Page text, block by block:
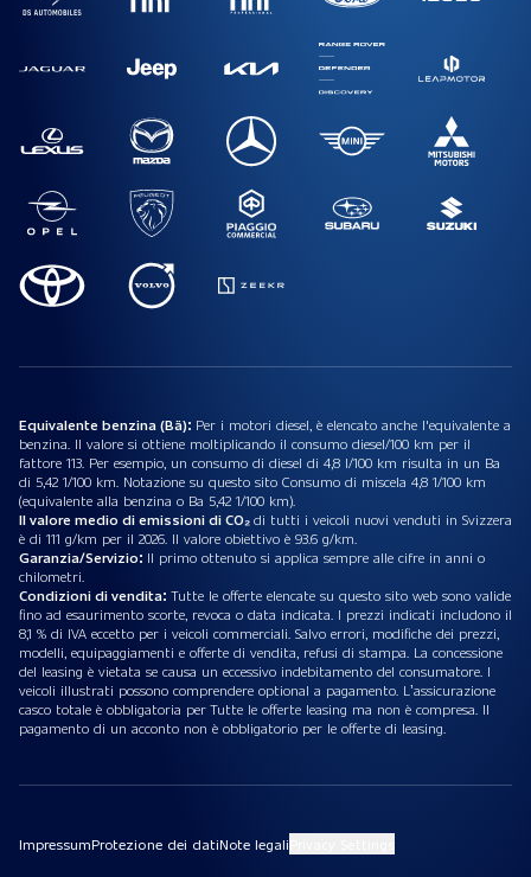
Equivalente benzina (Bä): Per i motori diesel, è elencato anche l'equivalente a
benzina. Il valore si ottiene moltiplicando il consumo diesel/100 km per il
fattore 113. Per esempio, un consumo di diesel di 4,8 l/100 km risulta in un Ba
di 5,42 1/100 km. Notazione su questo sito Consumo di miscela 4,8 1/100 km
(equivalente alla benzina o Ba 5,42 1/100 km).
Il valore medio di emissioni di CO₂di tutti i veicoli nuovi venduti in Svizzera
è di 111 g/km per il 2026. Il valore obiettivo è 93.6 g/km.
Garanzia/Servizio: Il primo ottenuto si applica sempre alle cifre in anni o
chilometri.
Condizioni di vendita: Tutte le offerte elencate su questo sito web sono valide
fino ad esaurimento scorte, revoca o data indicata. I prezzi indicati includono il
8,1 % di IVA eccetto per i veicoli commerciali. Salvo errori, modifiche dei prezzi,
modelli, equipaggiamenti e offerte di vendita, refusi di stampa. La concessione
del leasing è vietata se causa un eccessivo indebitamento del consumatore. I
veicoli illustrati possono comprendere optional a pagamento. L’assicurazione
casco totale è obbligatoria per Tutte le offerte leasing ma non è compresa. Il
pagamento di un acconto non è obbligatorio per le offerte di leasing.
ImpressumProtezione dei datiNote legali